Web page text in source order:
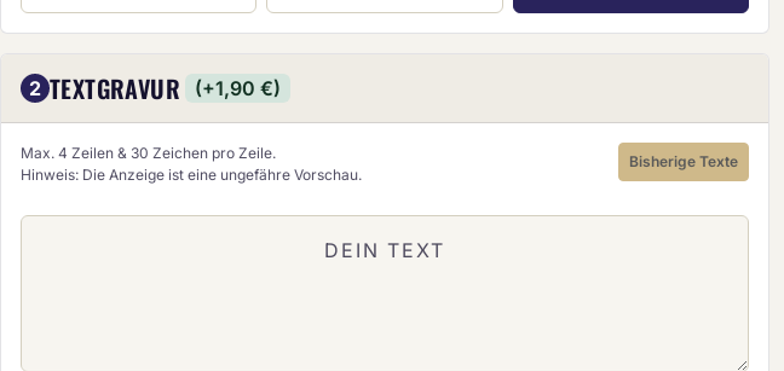
2 TEXTGRAVUR (+1,90 €)
Max. 4 Zeilen & 30 Zeichen pro Zeile.
Hinweis: Die Anzeige ist eine ungefähre Vorschau.
Bisherige Texte